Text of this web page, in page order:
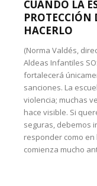
CUANDO LA
PROTECCIÓN
HACERLO
(Norma Valdés,
Aldeas Infantiles
fortalecerá
sanciones. La
violencia; muchas
hace visible. Si
seguras, debemos
responder como
comienza mucho